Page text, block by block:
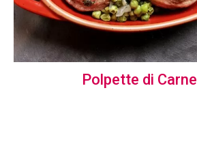
Polpette di Carne